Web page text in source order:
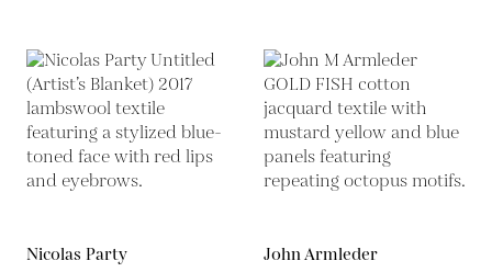
Nicolas Party
John Armleder